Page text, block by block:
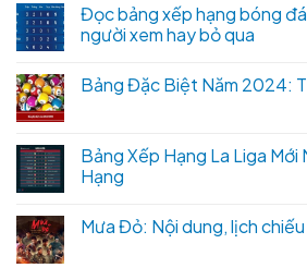
Đọc bảng xếp hạng bóng
người xem hay bỏ qua
Bảng Đặc Biệt Năm 2024:
Bảng Xếp Hạng La Liga
Hạng
Mưa Đỏ: Nội dung, lịch